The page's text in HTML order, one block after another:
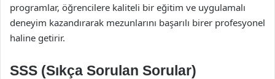
programlar, öğrencilere kaliteli bir eğitim ve uygulamalı
deneyim kazandırarak mezunlarını başarılı birer profesyonel
haline getirir.
SSS (Sıkça Sorulan Sorular)